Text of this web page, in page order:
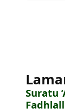
Suratu